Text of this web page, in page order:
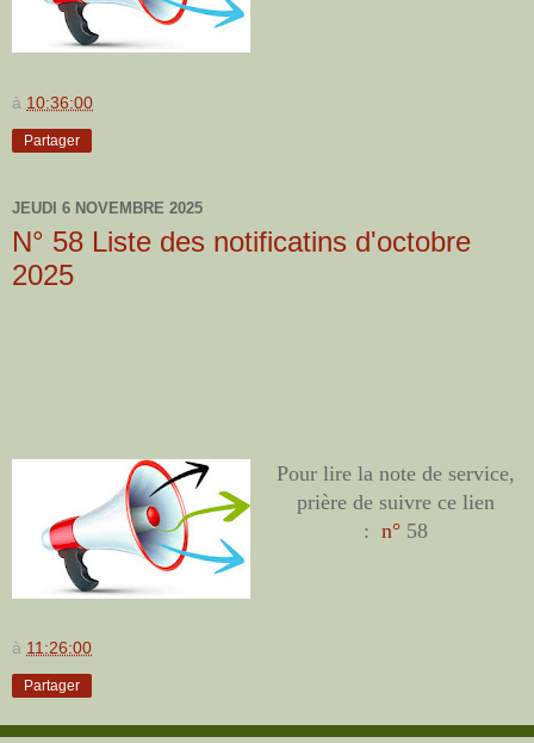
à 10:36:00
Partager
JEUDI 6 NOVEMBRE 2025
N° 58 Liste des notificatins d'octobre
2025
Pour lire la note de service,
prière de suivre ce lien
: n° 58
à 11:26:00
Partager